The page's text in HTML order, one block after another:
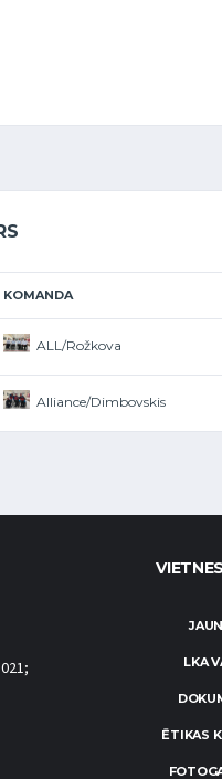
KOMANDA
ALL/Rožkova
Alliance/Dimbovskis
LKA
ĒTIKAS